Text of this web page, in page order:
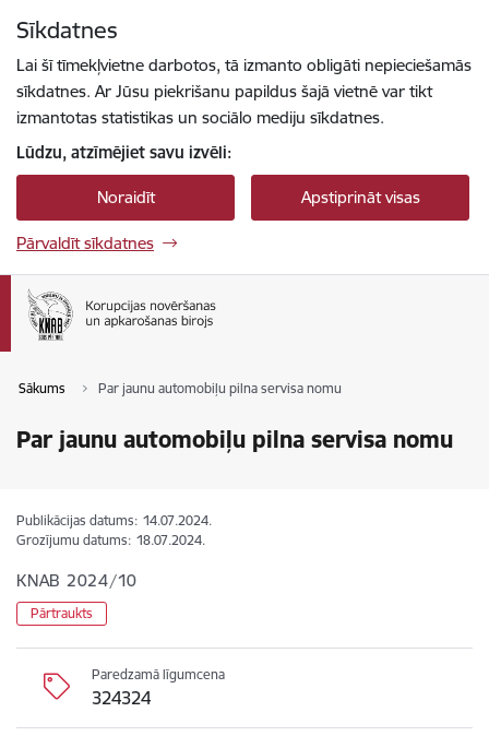
Sīkdatnes
Lai šī tīmekļvietne darbotos, tā izmanto obligāti nepieciešamās
sīkdatnes. Ar Jūsu piekrišanu papildus šajā vietnē var tikt
izmantotas statistikas un sociālo mediju sīkdatnes.
Lūdzu, atzīmējiet savu izvēli:
Noraidīt Apstiprināt visas
Pārvaldīt sīkdatnes
Sākums Par jaunu automobiļu pilna servisa nomu
Par jaunu automobiļu pilna servisa nomu
Publikācijas datums: 14.07.2024.
Grozījumu datums: 18.07.2024.
KNAB 2024/10
Pārtraukts
Paredzamā līgumcena
324324